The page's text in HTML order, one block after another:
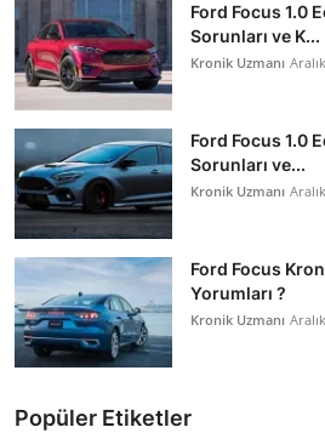
Ford Focus 1.0
Sorunları ve K...
Kronik Uzmanı
Ford Focus 1.0
Sorunları ve...
Kronik Uzmanı
Ford Focus
Yorumları ?
Kronik Uzmanı
Popüler Etiketler